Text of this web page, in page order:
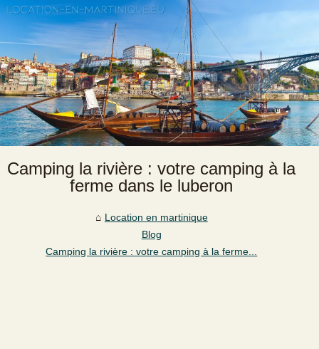
Camping la rivière : votre camping à la
ferme dans le luberon
Location en martinique
Blog
Camping la rivière : votre camping à la ferme...